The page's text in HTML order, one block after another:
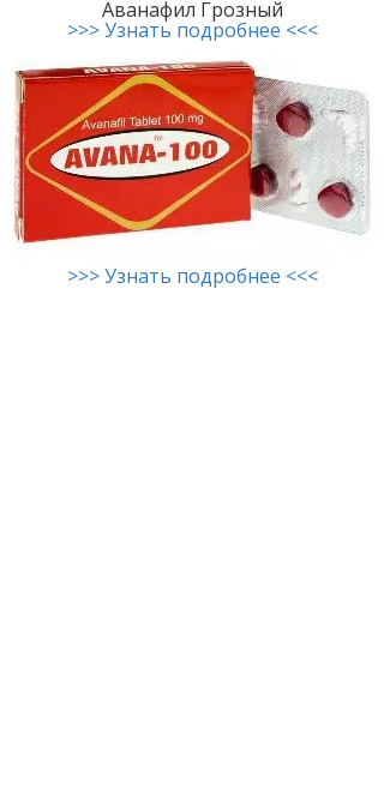
Аванафил Грозный
>>> Узнать подробнее <<<
>>> Узнать подробнее <<<